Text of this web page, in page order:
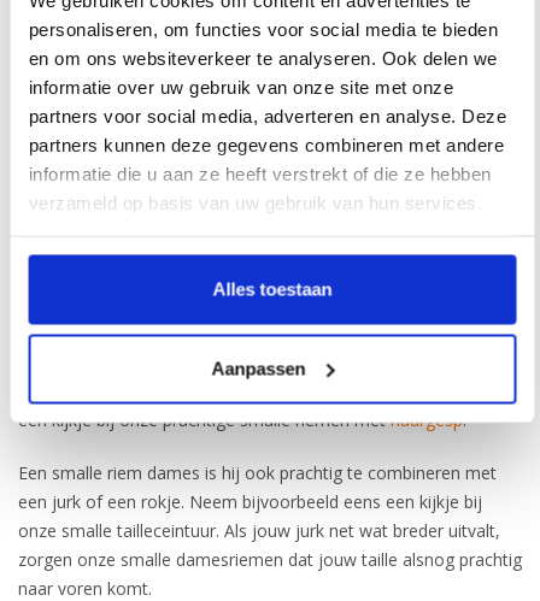
personaliseren, om functies voor social media te bieden
en om ons websiteverkeer te analyseren. Ook delen we
informatie over uw gebruik van onze site met onze
partners voor social media, adverteren en analyse. Deze
partners kunnen deze gegevens combineren met andere
informatie die u aan ze heeft verstrekt of die ze hebben
verzameld op basis van uw gebruik van hun services.
Alles toestaan
Aanpassen
Naast de gespen hebben wij ook een breed assortiment aan
kleuren beschikbaar voor de band van de riem. Denk aanbeige
cognac,blauw,zwart ,wit,groenen verschillende soorten
bruintinten . Staat jouw favoriete kleur en nou niet bij, neem dan
gerust contact met ons op. Misschien dat wij u toch verder
kunnen helpen bij de zoektocht naar uw favoriete kleur.
Zo is een smalle riem dames prima te dragen in een
spijkerbroek. Kies bijvoorbeeld voor de smalle riem met een
krokodillen print, hierdoor creëer je een stoere uitstraling. Ben jij
een kijkje bij onze prachtige smalle riemen methaargesp.
Een smalle riem dames is hij ook prachtig te combineren met
een jurk of een rokje. Neem bijvoorbeeld eens een kijkje bij
onze smalle tailleceintuur. Als jouw jurk net wat breder uitvalt,
zorgen onze smalle damesriemen dat jouw taille alsnog prachtig
naar voren komt.